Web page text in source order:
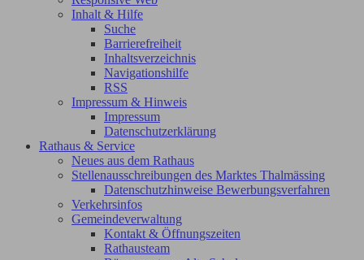
Inhalt & Hilfe
Suche
Barrierefreiheit
Inhaltsverzeichnis
Navigationshilfe
RSS
Impressum & Hinweis
Impressum
Datenschutzerklärung
Rathaus & Service
Neues aus dem Rathaus
Stellenausschreibungen des Marktes Thalmässing
Datenschutzhinweise Bewerbungsverfahren
Verkehrsinfos
Gemeindeverwaltung
Kontakt & Öffnungszeiten
Rathausteam